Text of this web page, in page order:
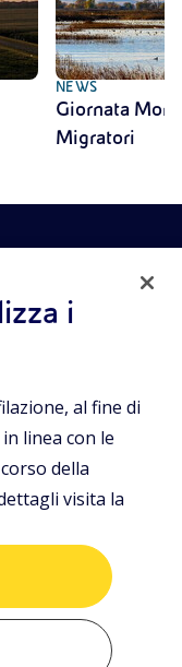
NEWS
Giornata
Migratori
e le
tra contenuti
sui grandi temi
i
al fine di
linea con le
della
visita la